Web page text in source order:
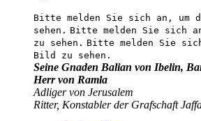
Bitte melden Sie sich an, um
sehen. Bitte melden Sie sich
zu sehen. Bitte melden Sie
Bild zu sehen.
Seine Gnaden Balian von Ibelin,
Herr von Ramla
Adliger von Jerusalem
Ritter, Konstabler der Grafschaft